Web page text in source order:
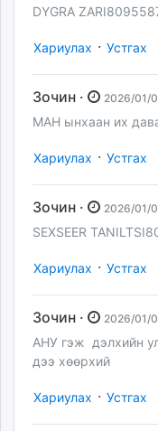
DYGRA
Хариулах · Устгах
Зочин · 2026/01/
МАН ынхаан их
Хариулах · Устгах
Зочин · 2026/01/
SEXSEER
Хариулах · Устгах
Зочин · 2026/01/
АНУ гэж дэлхийн
дээ хөөрхий
Хариулах · Устгах